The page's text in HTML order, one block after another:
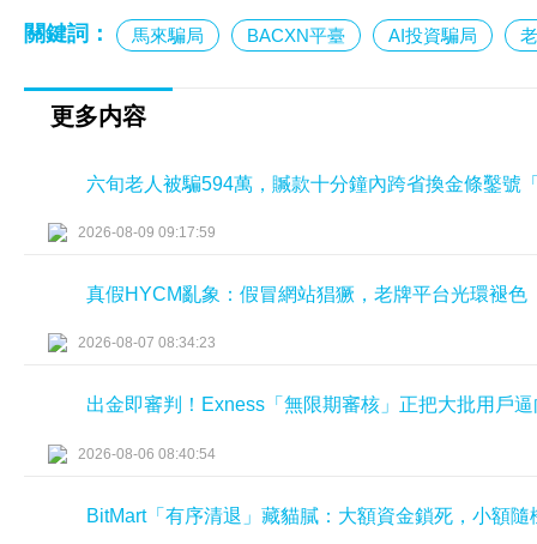
關鍵詞： 馬來騙局 BACXN平臺 AI投資騙局
更多内容
六旬老人被騙594萬，贓款十分鐘內跨省換金條鑿號
2026-08-09 09:17:59
真假HYCM亂象：假冒網站猖獗，老牌平台光環褪色
2026-08-07 08:34:23
出金即審判！Exness「無限期審核」正把大批用戶
2026-08-06 08:40:54
BitMart「有序清退」藏貓膩：大額資金鎖死，小額隨